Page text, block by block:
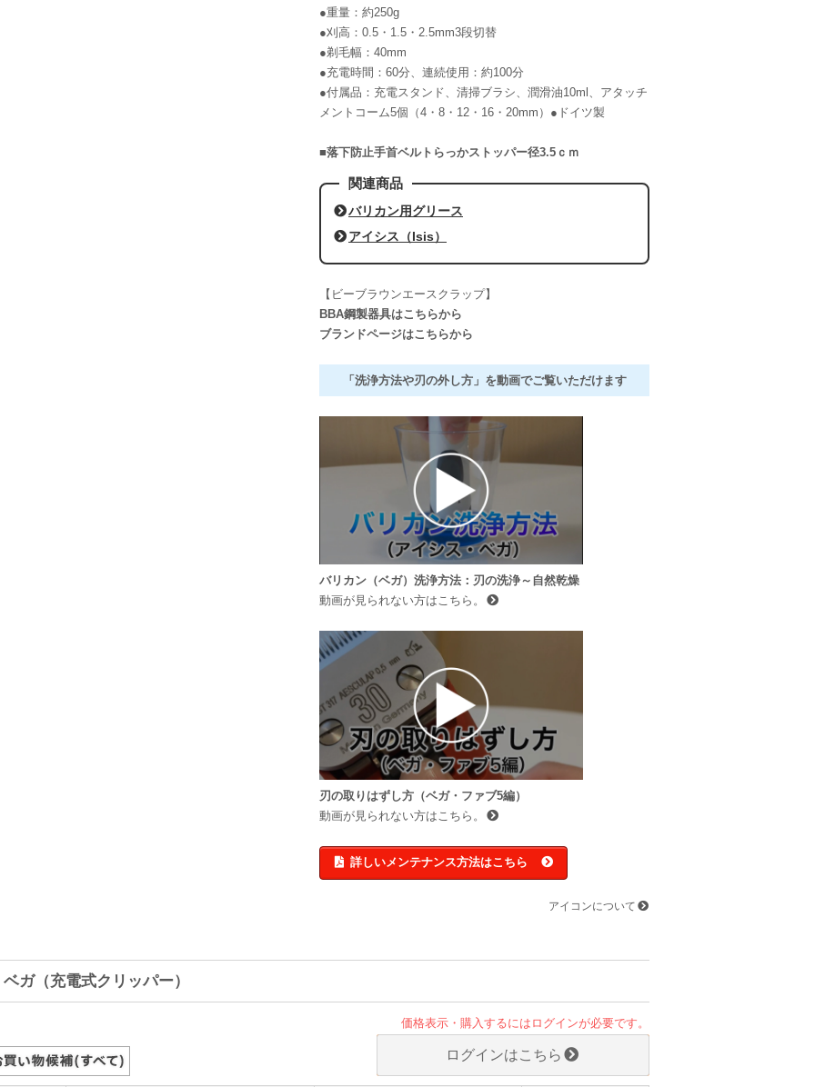
●重量：約250g
●刈高：0.5・1.5・2.5mm3段切替
●剃毛幅：40mm
●充電時間：60分、連続使用：約100分
●付属品：充電スタンド、清掃ブラシ、潤滑油10ml、アタッチ
メントコーム5個（4・8・12・16・20mm）●ドイツ製
■落下防止手首ベルトらっかストッパー径3.5ｃｍ
バリカン用グリース
アイシス（Isis）
【ビーブラウンエースクラップ】
BBA鋼製器具はこちらから
ブランドページはこちらから
「洗浄方法や刃の外し方」を動画でご覧いただけます
バリカン（ベガ）洗浄方法：刃の洗浄～自然乾燥
動画が見られない方はこちら。
刃の取りはずし方（ベガ・ファブ5編）
動画が見られない方はこちら。
詳しいメンテナンス方法はこちら
アイコンについて
ガ（充電式クリッパー）
価格表示・購入するにはログインが必要です。
ログインはこちら